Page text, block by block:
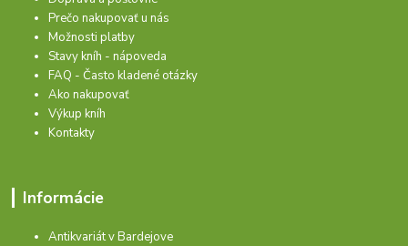
Prečo nakupovať u nás
Možnosti platby
Stavy kníh - nápoveda
FAQ - Často kladené otázky
Ako nakupovať
Výkup kníh
Kontakty
Informácie
Antikvariát v Bardejove